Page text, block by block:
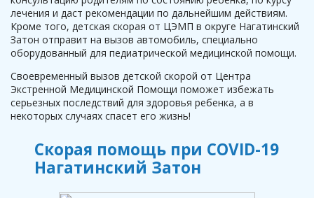
лечения и даст рекомендации по дальнейшим действиям.
Кроме того, детская скорая от ЦЭМП в округе Нагатинский
Затон отправит на вызов автомобиль, специально
оборудованный для педиатрической медицинской помощи.
Своевременный вызов детской скорой от Центра
Экстренной Медицинской Помощи поможет избежать
серьезных последствий для здоровья ребенка, а в
некоторых случаях спасет его жизнь!
Скорая помощь при COVID-19
Нагатинский Затон